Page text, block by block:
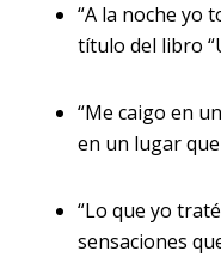
“A la noche yo
título del libro
“Me caigo en
en un lugar
“Lo que yo
sensaciones